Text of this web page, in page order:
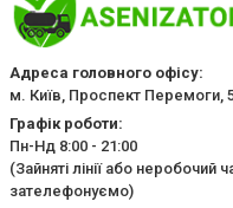
Адреса головного офісу:
м. Київ, Проспект Перемоги,
Графік роботи:
Пн-Нд 8:00 - 21:00
(Зайняті лінії або неробочий
зателефонуємо)